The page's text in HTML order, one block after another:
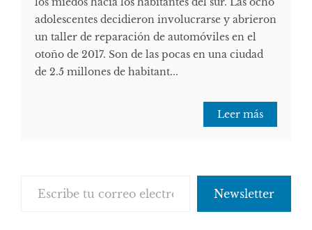
adolescentes decidieron involucrarse y abrieron
un taller de reparación de automóviles en el
otoño de 2017. Son de las pocas en una ciudad
de 2.5 millones de habitant...
Leer más
Newsletter